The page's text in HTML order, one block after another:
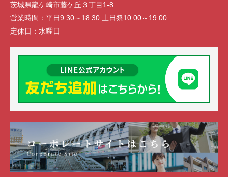
茨城県龍ケ崎市藤ケ丘３丁目1-8
営業時間： 平日9:30～18:30 土日祭10:00～19:00
定休日： 水曜日